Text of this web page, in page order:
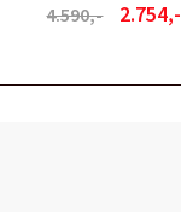
4.590,- 2.754,-